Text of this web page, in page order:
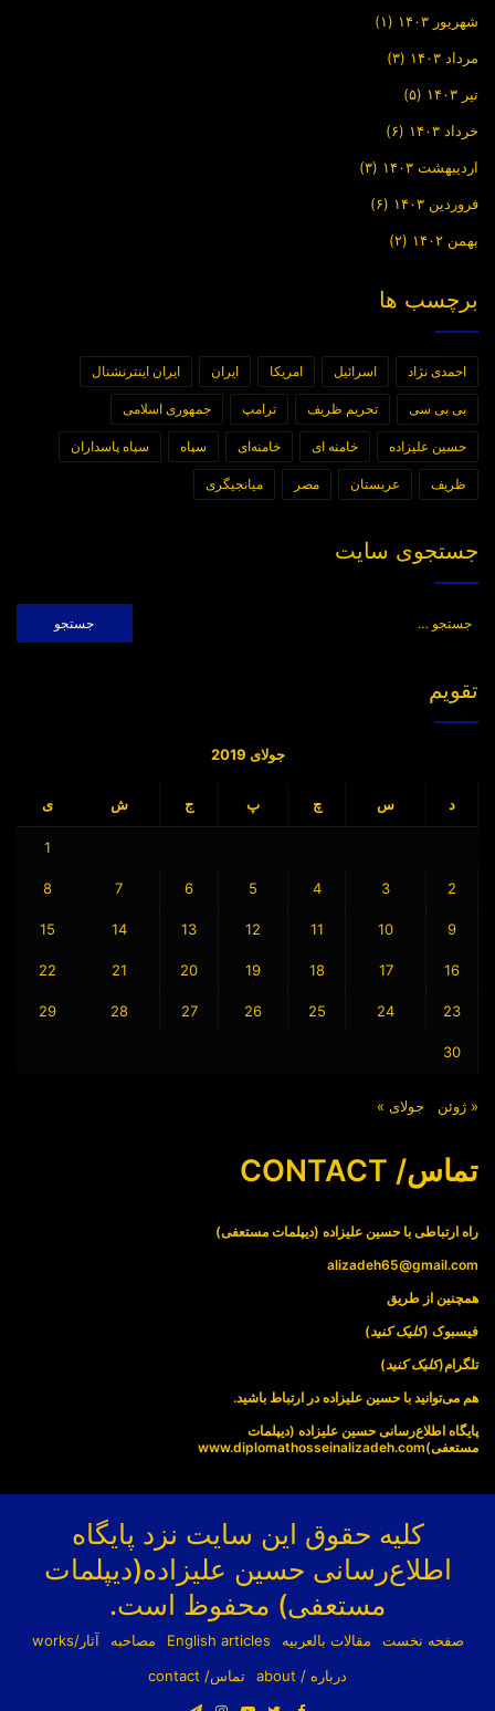
شهریور ۱۴۰۳ (۱)
مرداد ۱۴۰۳ (۳)
تیر ۱۴۰۳ (۵)
خرداد ۱۴۰۳ (۶)
اردیبهشت ۱۴۰۳ (۳)
فروردین ۱۴۰۳ (۶)
بهمن ۱۴۰۲ (۲)
برچسب ها
احمدی نژاد اسرائیل امریکا ایران ایران اینترنشنال
بی بی سی تحریم ظریف ترامپ جمهوری اسلامی
حسین علیزاده خامنه ای خامنه‌ای سپاه سپاه پاسداران
ظریف عربستان مصر میانجیگری
جستجوی سایت
تقویم
جولای 2019
د س چ پ ج ش ی
1
2
3
4
5
6
7
8
9
10
11
12
13
14
15
16
17
18
19
20
21
22
23
24
25
26
27
28
29
30
« ژوئن جولای »
تماس/ CONTACT
راه ارتباطی با حسین علیزاده (دیپلمات مستعفی)
alizadeh65@gmail.com
همچنین از طریق
فیسبوک (کلیک کنید)
تلگرام(کلیک کنید)
هم می‌توانید با حسین علیزاده در ارتباط باشید.
پایگاه اطلاع‌رسانی حسین علیزاده (دیپلمات
مستعفی)www.diplomathosseinalizadeh.com
کلیه حقوق این سایت نزد پایگاه
اطلاع‌رسانی حسین علیزاده(دیپلمات
مستعفی) محفوظ است.
صفحه نخست مقالات بالعربیه English articles مصاحبه
آثار/works
درباره / about
تماس/ contact